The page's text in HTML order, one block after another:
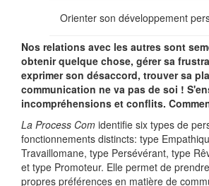
Orienter son développement
Nos relations avec les autres sont
obtenir quelque chose, gérer sa
exprimer son désaccord, trouver sa
communication ne va pas de soi !
incompréhensions et conflits.
La Process Com identifie six types de
fonctionnements distincts: type
Travaillomane, type Persévérant, type
et type Promoteur. Elle permet de
propres préférences en matière de